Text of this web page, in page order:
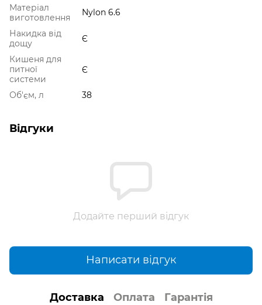
Матеріал
виготовлення
Nylon 6.6
Накидка від
дощу
Є
Кишеня для
питної
системи
Є
Об'єм, л 38
Відгуки
Додайте перший відгук
Написати відгук
Доставка Оплата Гарантія